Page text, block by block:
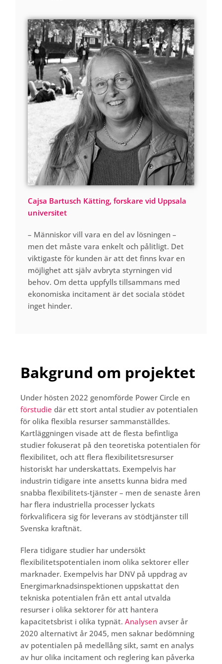
Cajsa Bartusch Kätting, forskare vid Uppsala
universitet
– Människor vill vara en del av lösningen –
men det måste vara enkelt och pålitligt. Det
viktigaste för kunden är att det finns kvar en
möjlighet att själv avbryta styrningen vid
behov. Om detta uppfylls tillsammans med
ekonomiska incitament är detsociala stödet
inget hinder.
Bakgrund om projektet
Under hösten 2022 genomförde Power Circle en
förstudie där ett stort antal studier av potentialen
för olika flexibla resurser sammanställdes.
Kartläggningen visade att de flesta befintliga
studier fokuserat på den teoretiska potentialen för
flexibilitet, och att flera flexibilitetsresurser
historiskt har underskattats. Exempelvis har
industrin tidigare inte ansetts kunna bidra med
snabba flexibilitets-tjänster – men de senaste åren
har flera industriella processer lyckats
förkvalificera sig för leverans av stödtjänster till
Svenska kraftnät.
Flera tidigare studier har undersökt
flexibilitetspotentialen inom olika sektorer eller
marknader. Exempelvis har DNV på uppdrag av
Energimarknadsinspektionen uppskattat den
tekniska potentialen från ett antal utvalda
resurser i olika sektorer för att hantera
kapacitetsbrist i olika typnät.Analysen avser år
2020 alternativt år 2045, men saknar bedömning
av potentialen på medellång sikt, samt en analys
av hur olika incitament och reglering kan påverka